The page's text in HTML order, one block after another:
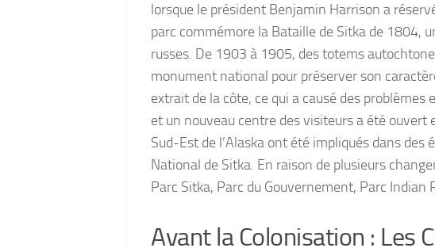
lorsque le président Benjamin Harrison a
parc commémore la Bataille de Sitka de 1804,
russes. De 1903 à 1905, des totems
monument national pour préserver son
extrait de la côte, ce qui a causé des
et un nouveau centre des visiteurs a été ouvert
Sud-Est de l’Alaska ont été impliqués dans
National de Sitka. En raison de plusieurs
Parc Sitka, Parc du Gouvernement, Parc
Avant la Colonisation : Les